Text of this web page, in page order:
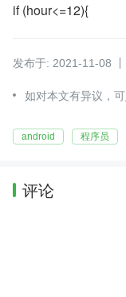
if (hour<=12){
发布于: 2021-11-08
如对本文有异议，可
android 程序员
评论